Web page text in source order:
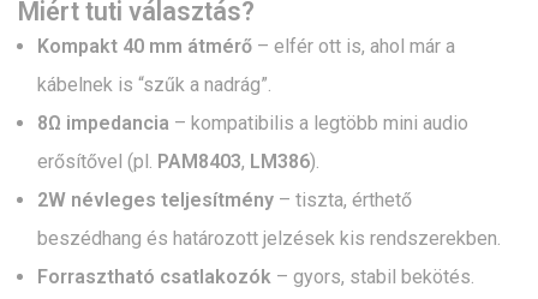
Miért tuti választás?
Kompakt 40 mm átmérő – elfér ott is, ahol már a
kábelnek is “szűk a nadrág”.
8Ω impedancia – kompatibilis a legtöbb mini audio
erősítővel (pl. PAM8403, LM386).
2W névleges teljesítmény – tiszta, érthető
beszédhang és határozott jelzések kis rendszerekben.
Forrasztható csatlakozók – gyors, stabil bekötés.